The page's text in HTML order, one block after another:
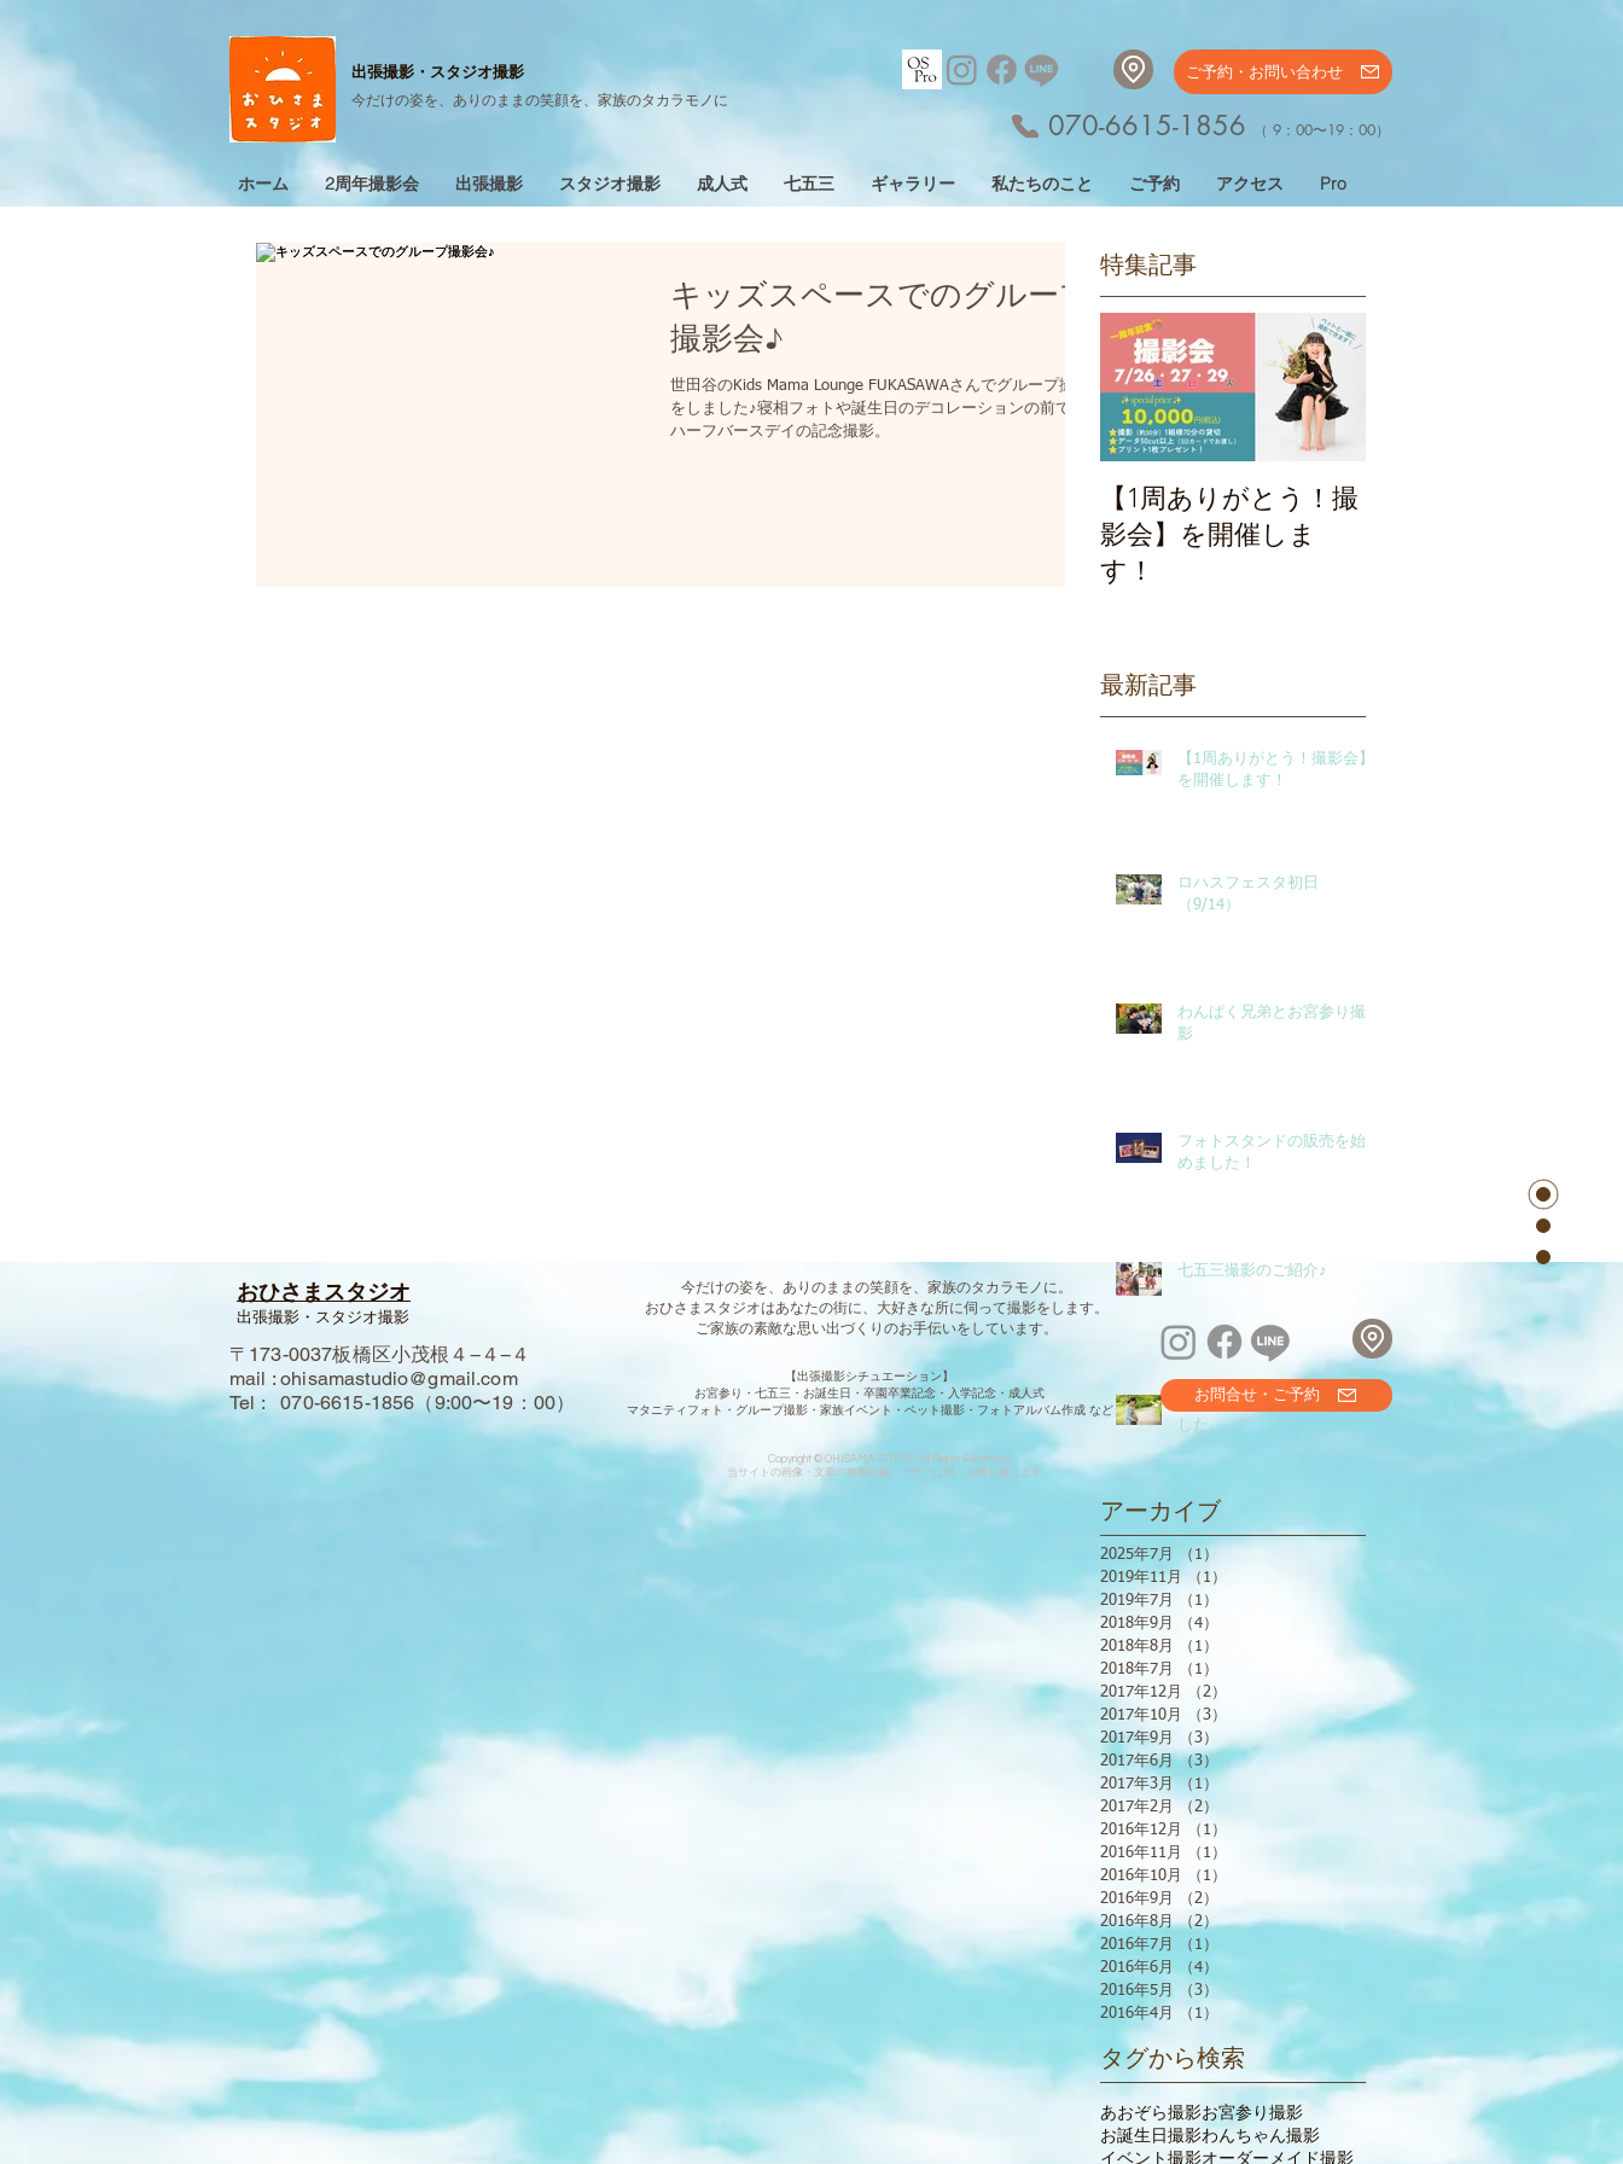
出張撮影・ スタジオ撮影
今だけの姿を、ありのままの笑顔を、家族のタカラモノに
ご予約・お問い合わせ
070-6615-1856 （ 9：00〜19：00）
ホーム 2周年撮影会 出張撮影 スタジオ撮影 成人式 七五三 ギャラリー 私たちのこと ご予約 アクセス Pro
キッズスペースでのグループ
撮影会♪
世田谷のKids Mama Lounge FUKASAWAさんでグループ撮影
をしました♪寝相フォトや誕生日のデコレーションの前で、
ハーフバースデイの記念撮影。
特集記事
【1周ありがとう！撮
影会】を開催しま
す！
最新記事
【1周ありがとう！撮影会】
を開催します！
ロハスフェスタ初日
（9/14）
わんぱく兄弟とお宮参り撮
影
フォトスタンドの販売を始
めました！
七五三撮影のご紹介♪
マタニティフォトはじめま
した。
アーカイブ
2025年7月 （1）
2019年11月
（1）
2019年7月
（1）
2018年9月
（4）
2018年8月
（1）
2018年7月
（1）
2017年12月
（2）
2017年10月
（3）
2017年9月
（3）
3件の記事
2017年6月 （3）
3件の記事
2017年3月 （1）
2017年2月
（2）
2016年12月
（1）
2016年11月
（1）
2016年10月
（1）
2016年9月
（2）
2016年8月 （2）2件の記事
2016年7月
（1）
2016年6月
（4）
2016年5月
（3）
2016年4月
（1）
タグから検索
あおぞら撮影お宮参り撮影
お誕生日撮影わんちゃん撮影
イベント撮影オーダーメイド撮影
おひさまスタジオ
出張撮影・スタジオ撮影
〒173-0037板橋区小茂根４−４−４
mail : ohisamastudio@gmail.com
Tel : 070-6615-1856（9:00〜19：00）
今だけの姿を、ありのままの笑顔を、家族のタカラモノに。
おひさまスタジオはあなたの街に、大好きな所に伺って撮影をします。
ご家族の素敵な思い出づくりのお手伝いをしています。
【出張撮影シチュエーション】
お宮参り・七五三・お誕生日・卒園卒業記念・入学記念・成人式
マタニティフォト・グループ撮影・家族イベント・ペット撮影・フォトアルバム作成 など
お問合せ・ご予約
Copyright © OHISAMA STUDIO. All Rights Reserved.
当サイトの画像・文章の無断転載・コピーは固くお断り致します。